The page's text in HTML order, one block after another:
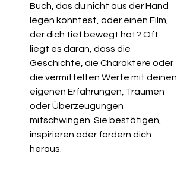
Buch, das du nicht aus der Hand
legen konntest, oder einen Film,
der dich tief bewegt hat? Oft
liegt es daran, dass die
Geschichte, die Charaktere oder
die vermittelten Werte mit deinen
eigenen Erfahrungen, Träumen
oder Überzeugungen
mitschwingen. Sie bestätigen,
inspirieren oder fordern dich
heraus.